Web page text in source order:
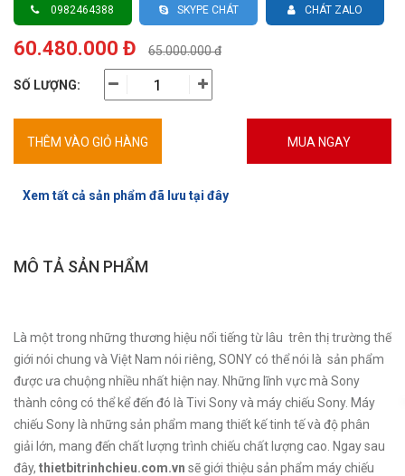
0982464388 CHÁT ZALO
SKYPE CHÁT
60.480.000 Đ 65.000.000 đ
SỐ LƯỢNG:
THÊM VÀO GIỎ HÀNG MUA NGAY
Xem tất cả sản phẩm đã lưu tại đây
MÔ TẢ SẢN PHẨM
Là một trong những thương hiệu nổi tiếng từ lâu trên thị trường thế
giới nói chung và Việt Nam nói riêng, SONY có thể nói là sản phẩm
được ưa chuộng nhiều nhất hiện nay. Những lĩnh vực mà Sony
thành công có thể kể đến đó là Tivi Sony và máy chiếu Sony. Máy
chiếu Sony là những sản phẩm mang thiết kế tinh tế và độ phân
giải lớn, mang đến chất lượng trình chiếu chất lượng cao. Ngay sau
đây, thietbitrinhchieu.com.vn sẽ giới thiệu sản phẩm máy chiếu